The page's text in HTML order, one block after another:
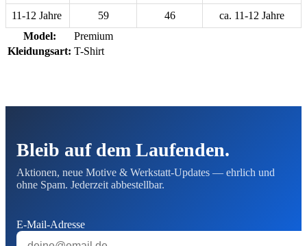
11-12 Jahre 59 46
ca. 11-12 Jahre
Model:
Premium
Kleidungsart: T-Shirt
Bleib auf dem Laufenden.
Aktionen, neue Motive & Werkstatt-Updates — ehrlich und
ohne Spam. Jederzeit abbestellbar.
E-Mail-Adresse